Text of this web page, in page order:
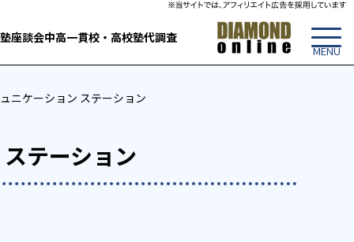
座談会中高一貫校・高校塾代調査
ニケーション ステーション
テーション